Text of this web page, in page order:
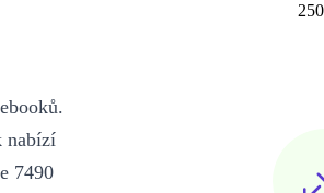
nabízí
7490